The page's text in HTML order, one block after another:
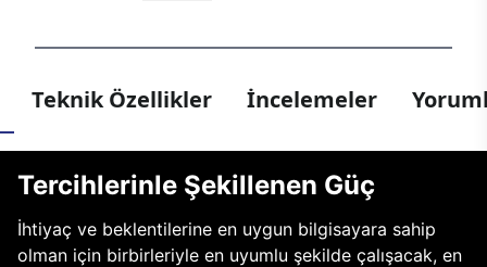
Teknik Özellikler İncelemeler
Tercihlerinle Şekillenen Güç
İhtiyaç ve beklentilerine en uygun bilgisayara sahip
olman için birbirleriyle en uyumlu şekilde çalışacak, en